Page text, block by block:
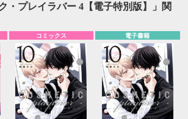
・プレイラバー 4【電子特別版】」関
コミックス 電子書籍